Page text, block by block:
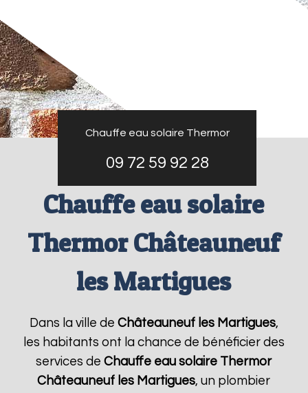
Chauffe eau solaire Thermor
09 72 59 92 28
Chauffe eau solaire
Thermor Châteauneuf
les Martigues
Dans la ville de Châteauneuf les Martigues,
les habitants ont la chance de bénéficier des
services deChauffe eau solaire Thermor
Châteauneuf les Martigues, un plombier